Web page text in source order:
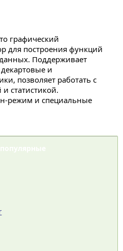
графический
для построения функций
Поддерживает
и
позволяет работать с
статистикой.
режим и специальные